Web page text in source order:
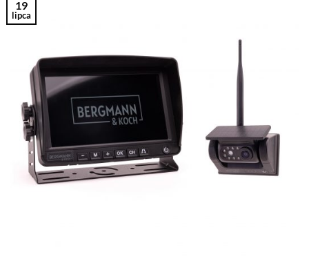
19
lipca